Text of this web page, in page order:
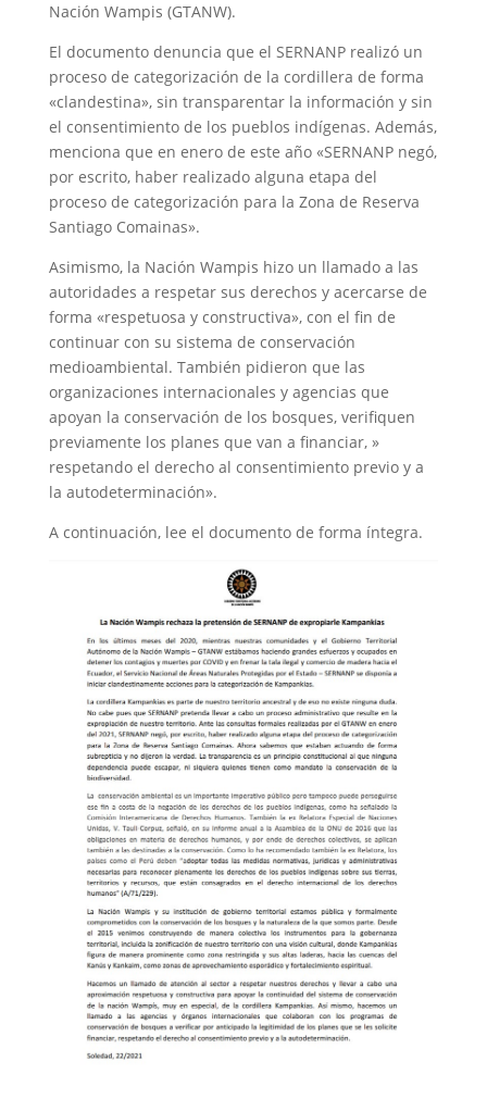
Nación Wampis (GTANW).
El documento denuncia que el SERNANP realizó un
proceso de categorización de la cordillera de forma
«clandestina», sin transparentar la información y sin
el consentimiento de los pueblos indígenas. Además,
menciona que en enero de este año «SERNANP negó,
por escrito, haber realizado alguna etapa del
proceso de categorización para la Zona de Reserva
Santiago Comainas».
Asimismo, la Nación Wampis hizo un llamado a las
autoridades a respetar sus derechos y acercarse de
forma «respetuosa y constructiva», con el fin de
continuar con su sistema de conservación
medioambiental. También pidieron que las
organizaciones internacionales y agencias que
apoyan la conservación de los bosques, verifiquen
previamente los planes que van a financiar, »
respetando el derecho al consentimiento previo y a
la autodeterminación».
A continuación, lee el documento de forma íntegra.